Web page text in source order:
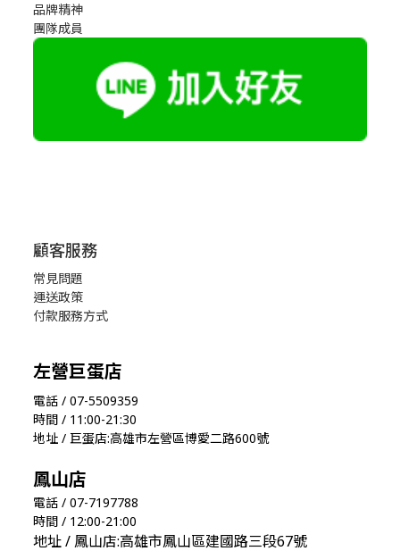
品牌精神
團隊成員
顧客服務
常見問題
運送政策
付款服務方式
左營巨蛋店
電話 / 07-5509359
時間 / 11:00-21:30
地址 / 巨蛋店:高雄市左營區博愛二路600號
鳳山店
電話 / 07-7197788
時間 / 12:00-21:00
地址 / 鳳山店:高雄市鳳山區建國路三段67號